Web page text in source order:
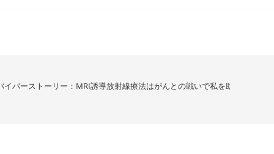
イバーストーリー：MRI誘導放射線療法はがんとの戦いで私を助けてくれた